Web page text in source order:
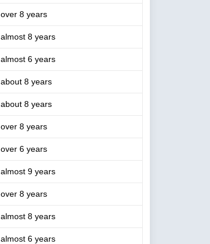
over 8 years
almost 8 years
almost 6 years
about 8 years
about 8 years
over 8 years
over 6 years
almost 9 years
over 8 years
almost 8 years
almost 6 years